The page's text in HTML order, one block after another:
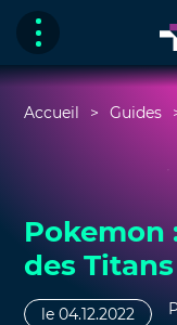
Accueil Guides
Pokemon
des
le 04.12.2022